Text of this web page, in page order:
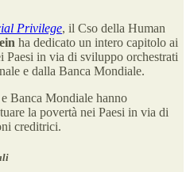
Privilege, il Cso della Human
ha dedicato un intero capitolo ai
Paesi in via di sviluppo orchestrati
e dalla Banca Mondiale.
Banca Mondiale hanno
la povertà nei Paesi in via di
creditrici.